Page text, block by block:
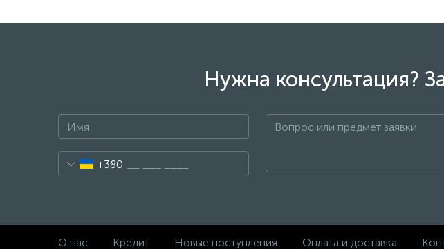
Нужна консультация?
+380
О нас Кредит Новые поступления Оплата и доставка